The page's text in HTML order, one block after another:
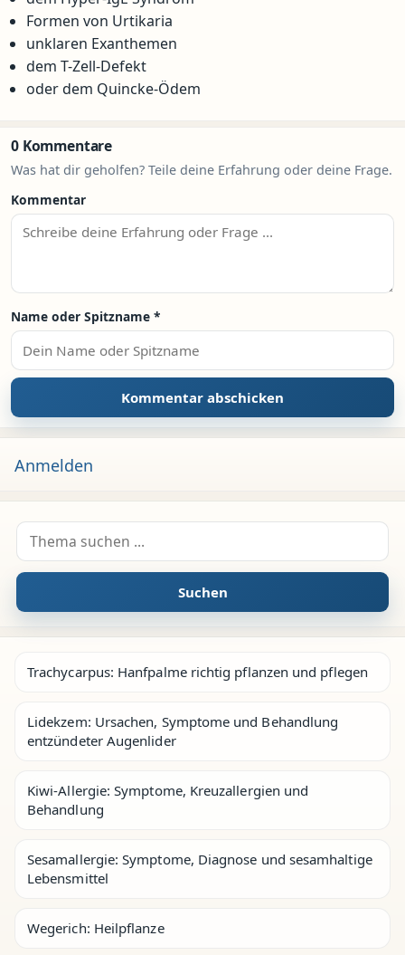
Formen von Urtikaria
unklaren Exanthemen
dem T-Zell-Defekt
oder dem Quincke-Ödem
0 Kommentare
Was hat dir geholfen? Teile deine Erfahrung oder deine Frage.
Kommentar
Name oder Spitzname *
Anmelden
Suche nach:
Suchen
Trachycarpus: Hanfpalme richtig pflanzen und pflegen
Lidekzem: Ursachen, Symptome und Behandlung
entzündeter Augenlider
Kiwi-Allergie: Symptome, Kreuzallergien und
Behandlung
Sesamallergie: Symptome, Diagnose und sesamhaltige
Lebensmittel
Wegerich: Heilpflanze